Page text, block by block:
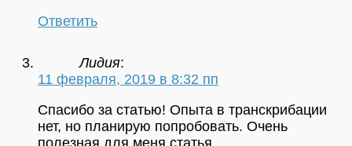
Ответить
Лидия:
11 февраля, 2019 в 8:32 пп
Спасибо за статью! Опыта в транскрибации
нет, но планирую попробовать. Очень